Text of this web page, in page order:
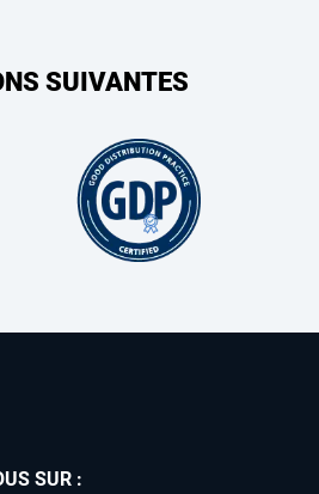
SUIVANTES
SUR :